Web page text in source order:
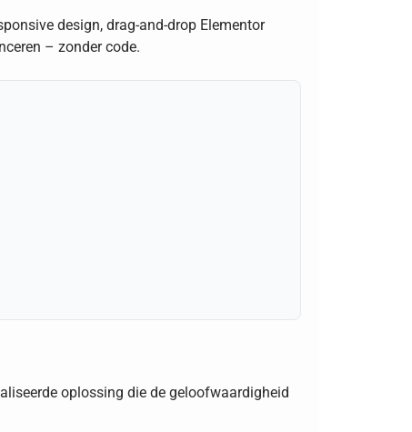
design, drag-and-drop Elementor
– zonder code.
oplossing die de geloofwaardigheid